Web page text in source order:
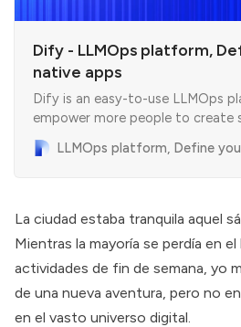
Dify - LLMOps platform,
native apps
Dify is an easy-to-use LLMOps
empower more people to create
applications.
LLMOps platform, Define
La ciudad estaba tranquila aquel
Mientras la mayoría se perdía en
actividades de fin de semana, yo
de una nueva aventura, pero no
en el vasto universo digital.